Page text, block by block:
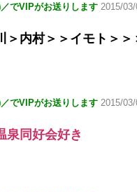
でVIPがお送りします 2015/
＞内村＞＞イモト＞＞
でVIPがお送りします 2015/
泉同好会好き